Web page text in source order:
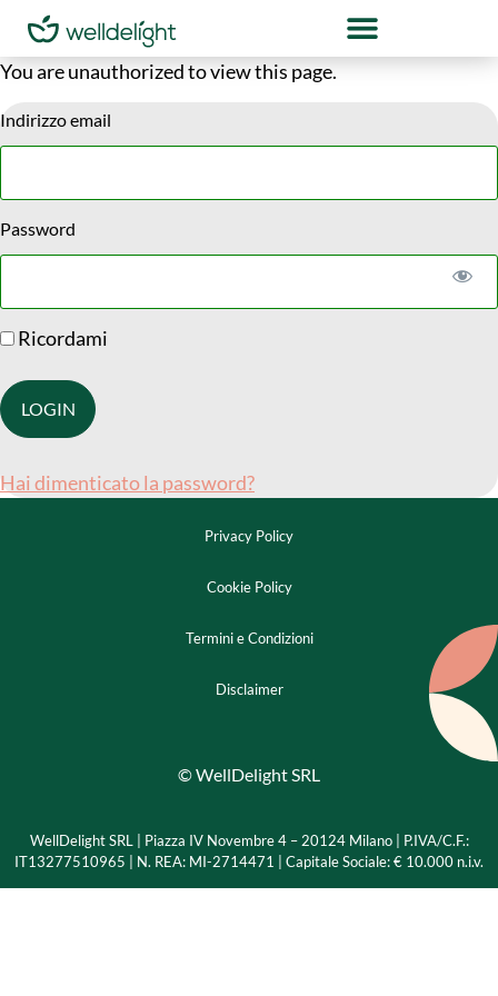
You are unauthorized to view this page.
Indirizzo email
Password
Ricordami
Hai dimenticato la password?
Privacy Policy
Cookie Policy
Termini e Condizioni
Disclaimer
© WellDelight SRL
WellDelight SRL | Piazza IV Novembre 4 – 20124 Milano | P.IVA/C.F.:
IT13277510965 | N. REA: MI-2714471 | Capitale Sociale: € 10.000 n.i.v.